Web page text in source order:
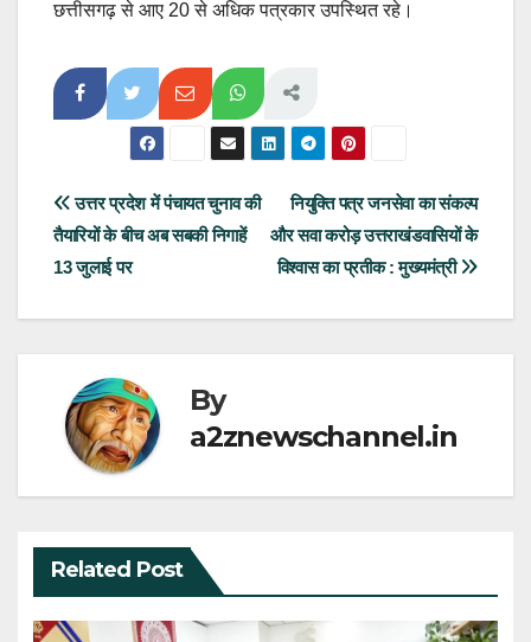
छत्तीसगढ़ से आए 20 से अधिक पत्रकार उपस्थित रहे।
Post
navigation
नियुक्ति पत्र जनसेवा का संकल्प
और सवा करोड़ उत्तराखंडवासियों के
विश्वास का प्रतीक : मुख्यमंत्री
उत्तर प्रदेश में पंचायत चुनाव की
तैयारियों के बीच अब सबकी निगाहें
13 जुलाई पर
By
a2znewschannel.in
Related Post